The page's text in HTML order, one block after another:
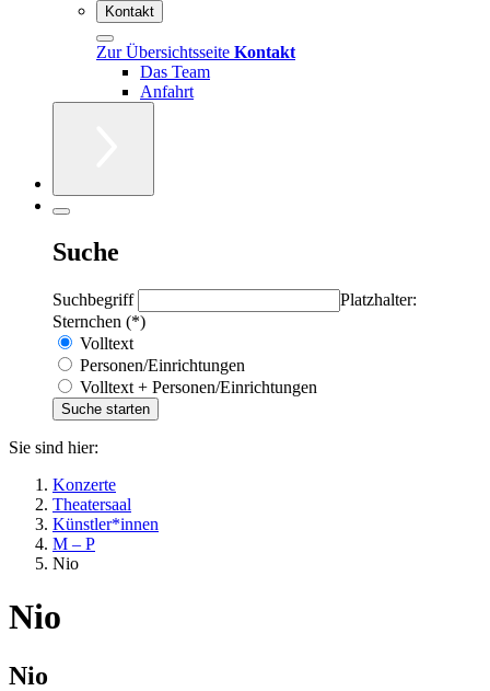
Kontakt
Zur Übersichtsseite Kontakt
Das Team
Anfahrt
Suche
Suchbegriff
Platzhalter:
Sternchen (*)
Volltext
Personen/Einrichtungen
Volltext + Personen/Einrichtungen
Sie sind hier:
Konzerte
Theatersaal
Künstler*innen
M – P
Nio
Nio
Nio